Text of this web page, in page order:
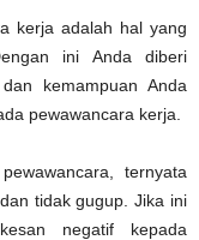
kerja adalah hal yang
ini Anda diberi
kemampuan Anda
pewawancara kerja.
ternyata
tidak gugup. Jika ini
negatif kepada